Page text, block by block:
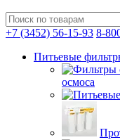
+7 (3452) 56-15-93 8-
Питьевые
осмоса